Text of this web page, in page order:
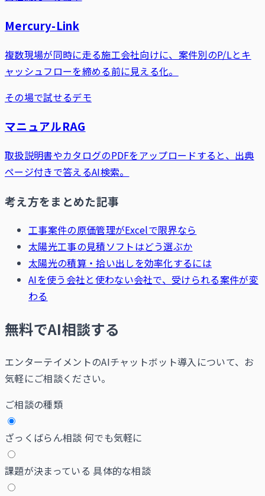
Mercury-Link
複数現場が同時に走る施工会社向けに、案件別のP/Lとキ
ャッシュフローを締める前に見える化。
その場で試せるデモ
マニュアルRAG
取扱説明書やカタログのPDFをアップロードすると、出典
ページ付きで答えるAI検索。
考え方をまとめた記事
工事案件の原価管理がExcelで限界なら
太陽光工事の見積ソフトはどう選ぶか
太陽光の積算・拾い出しを効率化するには
AIを使う会社と使わない会社で、受けられる案件が変
わる
無料でAI相談する
エンターテイメントのAIチャットボット導入について、お
気軽にご相談ください。
ご相談の種類
ざっくばらん相談 何でも気軽に
課題が決まっている 具体的な相談